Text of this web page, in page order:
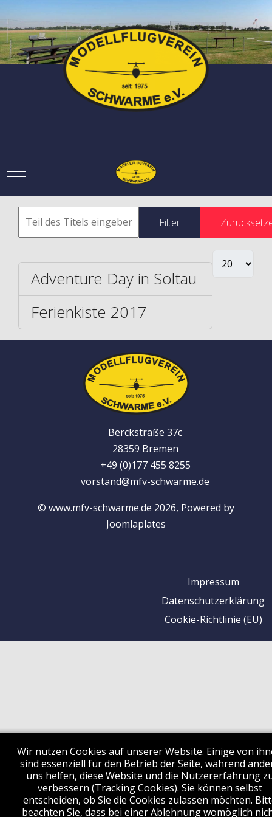
Mobile Menu Toggle
Filter
Adventure Day in Soltau
Ferienkiste 2017
Berckstraße 37c
28359 Bremen
+49 (0)177 455 8255
vorstand@mfv-schwarme.de
© www.mfv-schwarme.de 2026, Powered by
Joomlaplates
Impressum
Datenschutzerklärung
Cookie-Richtlinie (EU)
Wir nutzen Cookies auf unserer Website. Einige von
sind essenziell für den Betrieb der Seite, während
uns helfen, diese Website und die Nutzererfahrung
verbessern (Tracking Cookies). Sie können selbst
entscheiden, ob Sie die Cookies zulassen möchten.
beachten Sie, dass bei einer Ablehnung womöglich